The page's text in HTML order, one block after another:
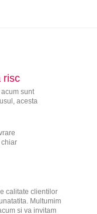
risc
sunt
acesta
calitate clientilor
Multumim
si va invitam